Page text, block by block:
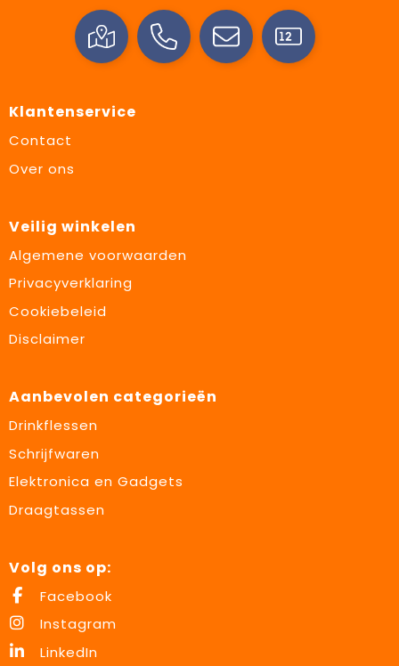
Klantenservice
Contact
Over ons
Veilig winkelen
Algemene voorwaarden
Privacyverklaring
Cookiebeleid
Disclaimer
Aanbevolen categorieën
Drinkflessen
Schrijfwaren
Elektronica en Gadgets
Draagtassen
Volg ons op:
Facebook
Instagram
LinkedIn